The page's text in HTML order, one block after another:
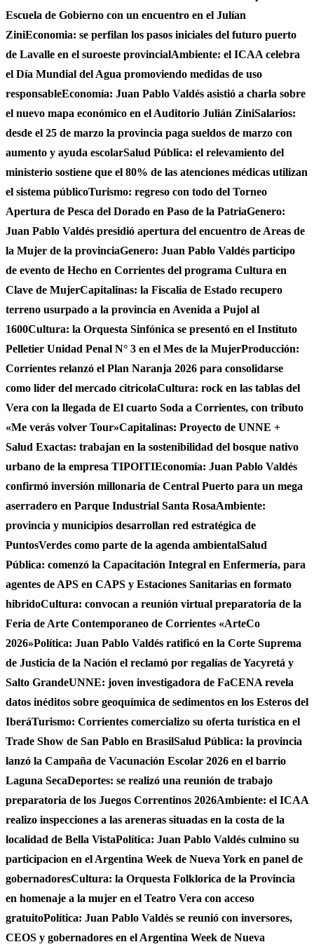
Escuela de Gobierno con un encuentro en el Julían
ZiniEconomia: se perfilan los pasos iniciales del futuro puerto
de Lavalle en el suroeste provincialAmbiente: el ICAA celebra
el Día Mundial del Agua promoviendo medidas de uso
responsableEconomía: Juan Pablo Valdés asistió a charla sobre
el nuevo mapa económico en el Auditorio Julián ZiniSalarios:
desde el 25 de marzo la provincia paga sueldos de marzo con
aumento y ayuda escolarSalud Pública: el relevamiento del
ministerio sostiene que el 80% de las atenciones médicas utilizan
el sistema públicoTurismo: regreso con todo del Torneo
Apertura de Pesca del Dorado en Paso de la PatriaGenero:
Juan Pablo Valdés presidió apertura del encuentro de Areas de
la Mujer de la provinciaGenero: Juan Pablo Valdés participo
de evento de Hecho en Corrientes del programa Cultura en
Clave de MujerCapitalinas: la Fiscalia de Estado recupero
terreno usurpado a la provincia en Avenida a Pujol al
1600Cultura: la Orquesta Sinfónica se presentó en el Instituto
Pelletier Unidad Penal N° 3 en el Mes de la MujerProducción:
Corrientes relanzó el Plan Naranja 2026 para consolidarse
como lider del mercado citricolaCultura: rock en las tablas del
Vera con la llegada de El cuarto Soda a Corrientes, con tributo
«Me verás volver Tour»Capitalinas: Proyecto de UNNE +
Salud Exactas: trabajan en la sostenibilidad del bosque nativo
urbano de la empresa TIPOITIEconomía: Juan Pablo Valdés
confirmó inversión millonaria de Central Puerto para un mega
aserradero en Parque Industrial Santa RosaAmbiente:
provincia y municipios desarrollan red estratégica de
PuntosVerdes como parte de la agenda ambientalSalud
Pública: comenzó la Capacitación Integral en Enfermería, para
agentes de APS en CAPS y Estaciones Sanitarias en formato
hibridoCultura: convocan a reunión virtual preparatoria de la
Feria de Arte Contemporaneo de Corrientes «ArteCo
2026»Política: Juan Pablo Valdés ratificó en la Corte Suprema
de Justicia de la Nación el reclamó por regalías de Yacyretá y
Salto GrandeUNNE: joven investigadora de FaCENA revela
datos inéditos sobre geoquímica de sedimentos en los Esteros del
IberáTurismo: Corrientes comercializo su oferta turística en el
Trade Show de San Pablo en BrasilSalud Pública: la provincia
lanzó la Campaña de Vacunación Escolar 2026 en el barrio
Laguna SecaDeportes: se realizó una reunión de trabajo
preparatoria de los Juegos Correntinos 2026Ambiente: el ICAA
realizo inspecciones a las areneras situadas en la costa de la
localidad de Bella VistaPolítica: Juan Pablo Valdés culmino su
participacion en el Argentina Week de Nueva York en panel de
gobernadoresCultura: la Orquesta Folklorica de la Provincia
en homenaje a la mujer en el Teatro Vera con acceso
gratuitoPolítica: Juan Pablo Valdés se reunió con inversores,
CEOS y gobernadores en el Argentina Week de Nueva